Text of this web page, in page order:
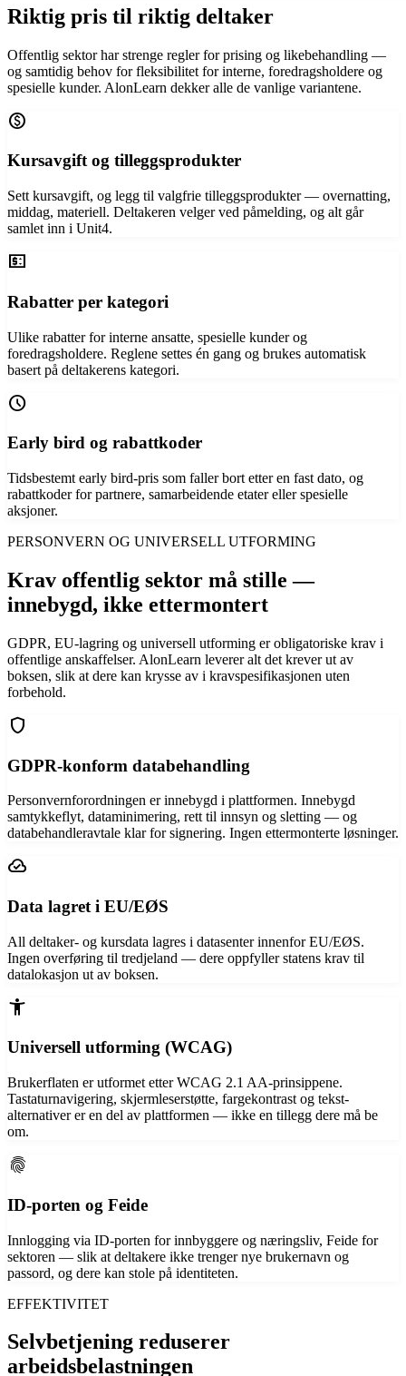
Riktig pris til riktig deltaker
Offentlig sektor har strenge regler for prising og likebehandling —
og samtidig behov for fleksibilitet for interne, foredragsholdere og
spesielle kunder. AlonLearn dekker alle de vanlige variantene.
paid
Kursavgift og tilleggsprodukter
Sett kursavgift, og legg til valgfrie tilleggsprodukter — overnatting,
middag, materiell. Deltakeren velger ved påmelding, og alt går
samlet inn i Unit4.
price_change
Rabatter per kategori
Ulike rabatter for interne ansatte, spesielle kunder og
foredragsholdere. Reglene settes én gang og brukes automatisk
basert på deltakerens kategori.
schedule
Early bird og rabattkoder
Tidsbestemt early bird-pris som faller bort etter en fast dato, og
rabattkoder for partnere, samarbeidende etater eller spesielle
aksjoner.
PERSONVERN OG UNIVERSELL UTFORMING
Krav offentlig sektor må stille —
innebygd, ikke ettermontert
GDPR, EU-lagring og universell utforming er obligatoriske krav i
offentlige anskaffelser. AlonLearn leverer alt det krever ut av
boksen, slik at dere kan krysse av i kravspesifikasjonen uten
forbehold.
shield
GDPR-konform databehandling
Personvernforordningen er innebygd i plattformen. Innebygd
samtykkeflyt, dataminimering, rett til innsyn og sletting — og
databehandleravtale klar for signering. Ingen ettermonterte løsninger.
cloud_done
Data lagret i EU/EØS
All deltaker- og kursdata lagres i datasenter innenfor EU/EØS.
Ingen overføring til tredjeland — dere oppfyller statens krav til
datalokasjon ut av boksen.
accessibility_new
Universell utforming (WCAG)
Brukerflaten er utformet etter WCAG 2.1 AA-prinsippene.
Tastaturnavigering, skjermleserstøtte, fargekontrast og tekst-
alternativer er en del av plattformen — ikke en tillegg dere må be
om.
fingerprint
ID-porten og Feide
Innlogging via ID-porten for innbyggere og næringsliv, Feide for
sektoren — slik at deltakere ikke trenger nye brukernavn og
passord, og dere kan stole på identiteten.
EFFEKTIVITET
Selvbetjening reduserer
arbeidsbelastningen